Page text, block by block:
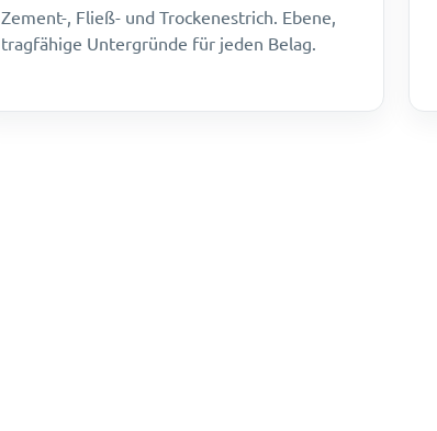
Zement-, Fließ- und Trockenestrich. Ebene,
tragfähige Untergründe für jeden Belag.